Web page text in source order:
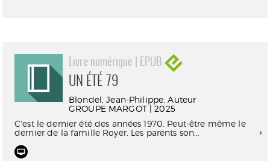
Livre numérique | EPUB
UN ÉTÉ 79
Blondel, Jean-Philippe. Auteur
GROUPE MARGOT | 2025
C'est le dernier été des années 1970. Peut-être même le
dernier de la famille Royer. Les parents son...